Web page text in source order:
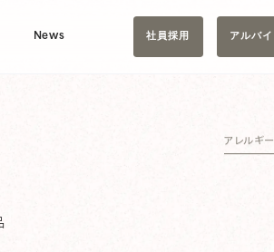
News 社員採用 アルバイ
アレルギ